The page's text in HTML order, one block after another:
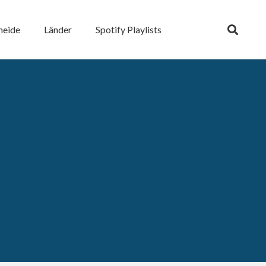
Länder Spotify Playlists